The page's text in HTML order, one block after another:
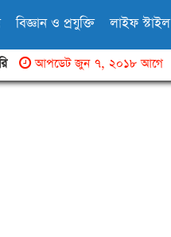
বিজ্ঞান ও প্রযুক্তি লাইফ স্টাইল
আপডেট জুন ৭, ২০১৮ আগে